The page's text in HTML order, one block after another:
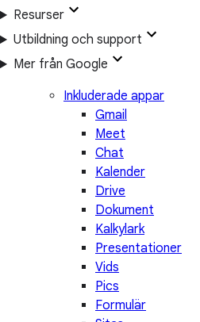
Resurser
Utbildning och support
Mer från Google
Inkluderade appar
Gmail
Meet
Chat
Kalender
Drive
Dokument
Kalkylark
Presentationer
Vids
Pics
Formulär